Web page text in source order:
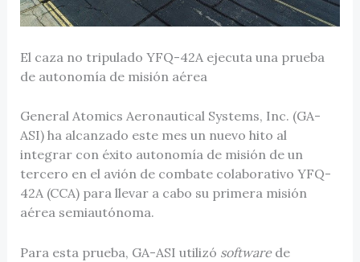
El caza no tripulado YFQ-42A ejecuta una prueba
de autonomía de misión aérea
General Atomics Aeronautical Systems, Inc. (GA-
ASI) ha alcanzado este mes un nuevo hito al
integrar con éxito autonomía de misión de un
tercero en el avión de combate colaborativo YFQ-
42A (CCA) para llevar a cabo su primera misión
aérea semiautónoma.
Para esta prueba, GA-ASI utilizó software de